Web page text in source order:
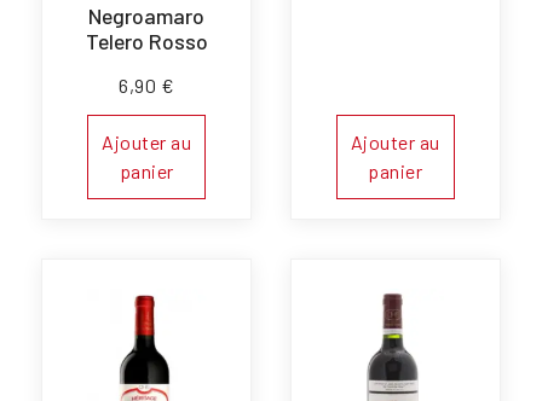
Negroamaro
Telero Rosso
6,90 €
Ajouter au
panier
Ajouter au
panier